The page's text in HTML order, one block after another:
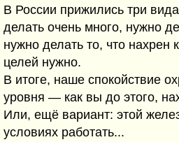
В России прижились три
делать очень много, нужно
нужно делать то, что нахрен
целей нужно.
В итоге, наше спокойствие
уровня — как вы до этого,
Или, ещё вариант: этой
условиях работать...